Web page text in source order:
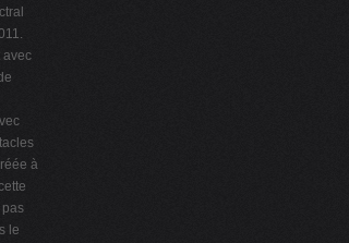
avec
à
pas
le